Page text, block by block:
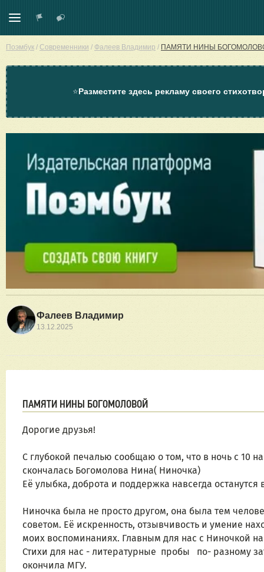
Поэмбук / Современники / Фалеев Владимир / ПАМЯТИ НИНЫ
⭐Разместите здесь рекламу своего
Фалеев Владимир
13.12.2025
ПАМЯТИ НИНЫ БОГОМОЛОВОЙ
Дорогие друзья!
С глубокой печалью сообщаю о том, что в ночь с 10
скончалась Богомолова Нина( Ниночка)
Её улыбка, доброта и поддержка навсегда
Ниночка была не просто другом, она была тем
советом. Её искренность, отзывчивость и умение
моих воспоминаниях. Главным для нас с Ниночкой
Стихи для нас - литературные  пробы   по- разному
окончила МГУ.